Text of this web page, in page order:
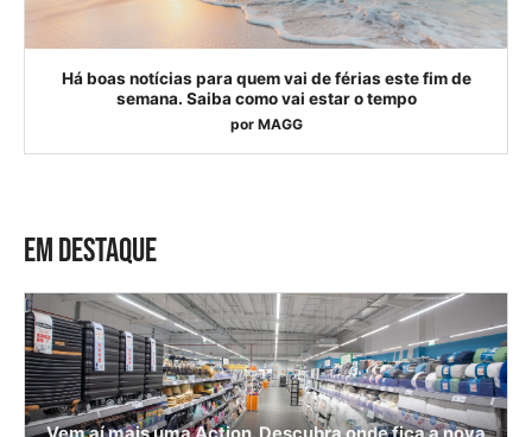
Há boas notícias para quem vai de férias este fim de
semana. Saiba como vai estar o tempo
por MAGG
EM DESTAQUE